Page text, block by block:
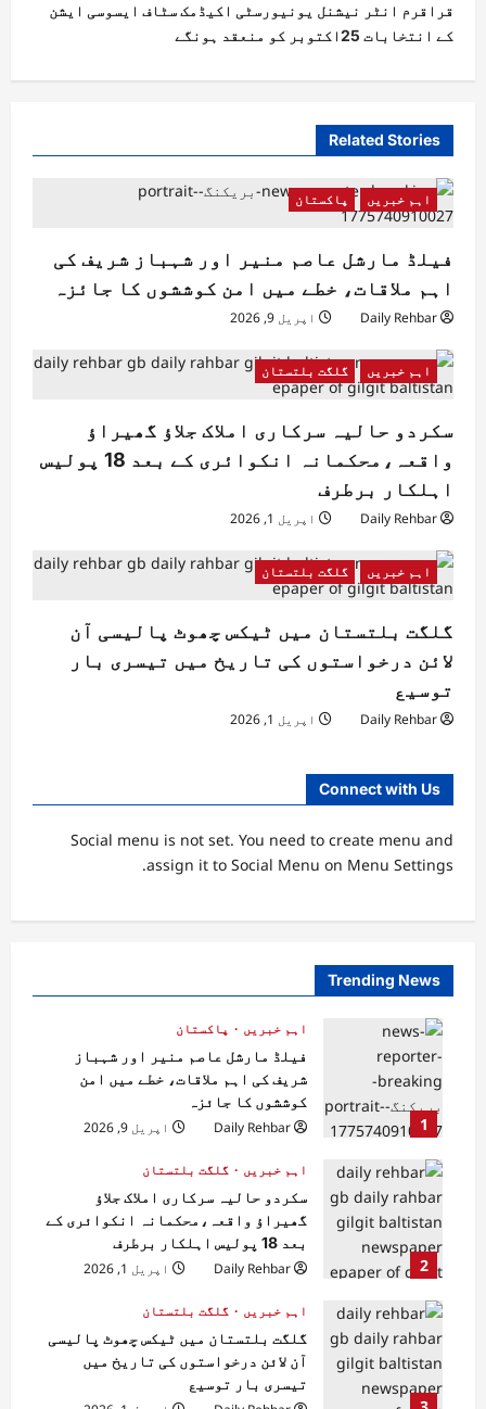
قراقرم انٹر نیشنل یونیورسٹی اکیڈمک سٹاف ایسوسی ایشن
کے انتخابات 25اکتوبر کو منعقد ہونگے
Related Stories
اہم خبریں پاکستان
فیلڈ مارشل عاصم منیر اور شہباز شریف کی
اہم ملاقات، خطے میں امن کوششوں کا جائزہ
Daily Rehbar اپریل 9, 2026
اہم خبریں گلگت بلتستان
سکردو حالیہ سرکاری املاک جلاؤ گھیراؤ
واقعہ،محکمانہ انکوائری کے بعد 18 پولیس
اہلکار برطرف
Daily Rehbar اپریل 1, 2026
اہم خبریں گلگت بلتستان
گلگت بلتستان میں ٹیکس چھوٹ پالیسی آن
لائن درخواستوں کی تاریخ میں تیسری بار
توسیع
Daily Rehbar اپریل 1, 2026
Connect with Us
Social menu is not set. You need to create menu and
assign it to Social Menu on Menu Settings.
Trending News
1
اہم خبریں
پاکستان
فیلڈ مارشل عاصم منیر اور شہباز
شریف کی اہم ملاقات، خطے میں امن
کوششوں کا جائزہ
Daily Rehbar
اپریل 9, 2026
2
اہم خبریں
گلگت بلتستان
سکردو حالیہ سرکاری املاک جلاؤ
گھیراؤ واقعہ،محکمانہ انکوائری کے
بعد 18 پولیس اہلکار برطرف
Daily Rehbar
اپریل 1, 2026
اہم خبریں
گلگت بلتستان
گلگت بلتستان میں ٹیکس چھوٹ پالیسی
آن لائن درخواستوں کی تاریخ میں
تیسری بار توسیع